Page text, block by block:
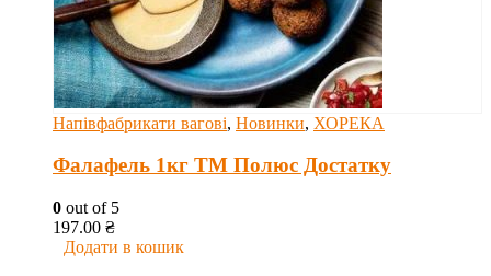
Напівфабрикати вагові, Новинки, ХОРЕКА
Фалафель 1кг ТМ Полюс Достатку
0 out of 5
197.00 ₴
Додати в кошик